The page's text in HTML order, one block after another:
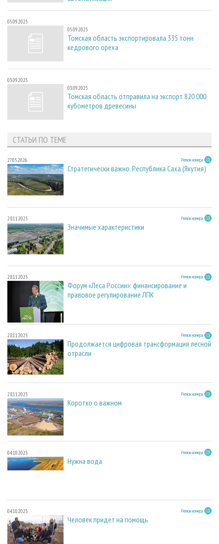
05.09.2025
05.09.2025
Томская область экспортировала 335 тонн
кедрового ореха
03.09.2025
03.09.2025
Томская область отправила на экспорт 820 000
кубометров древесины
СТАТЬИ ПО ТЕМЕ
27.05.2026 Регион номера
Стратегически важно. Республика Саха (Якутия)
28.11.2025 Регион номера
Значимые характеристики
28.11.2025 Регион номера
Форум «Леса России»: финансирование и
правовое регулирование ЛПК
28.11.2025 Регион номера
Продолжается цифровая трансформация лесной
отрасли
28.11.2025 Регион номера
Коротко о важном
04.10.2025 Регион номера
Нужна вода
04.10.2025 Регион номера
Человек придет на помощь